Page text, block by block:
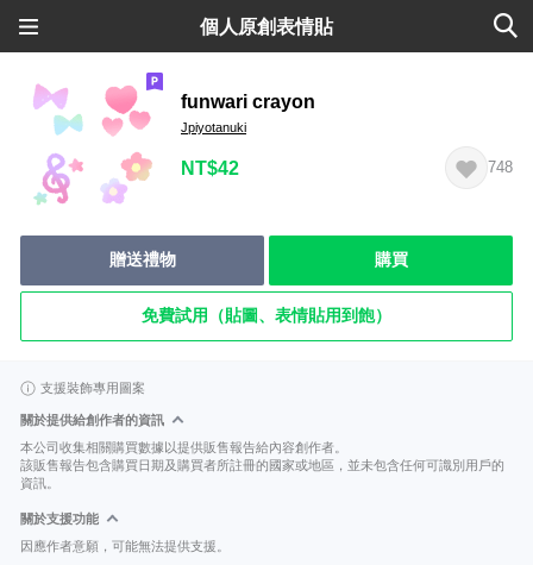
個人原創表情貼
funwari crayon
Jpiyotanuki
NT$42 748
贈送禮物 購買
免費試用（貼圖、表情貼用到飽）
支援裝飾專用圖案
關於提供給創作者的資訊
本公司收集相關購買數據以提供販售報告給內容創作者。
該販售報告包含購買日期及購買者所註冊的國家或地區，並未包含任何可識別用戶的
資訊。
關於支援功能
因應作者意願，可能無法提供支援。